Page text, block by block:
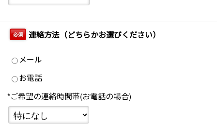
必須 連絡方法（どちらかお選びください）
メール
お電話
*ご希望の連絡時間帯(お電話の場合)